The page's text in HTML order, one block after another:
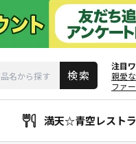
注目
親愛
ファ
満天☆青空レスト